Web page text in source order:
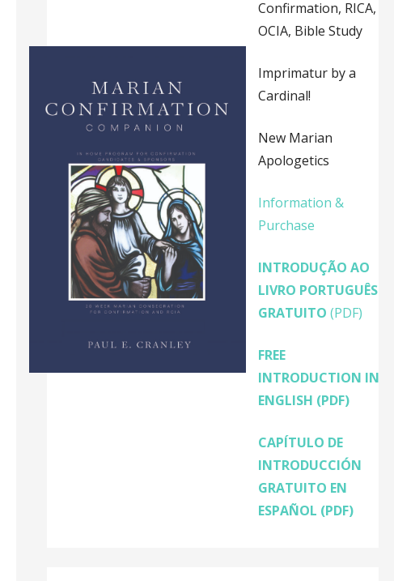
Confirmation, RICA,
OCIA, Bible Study
Imprimatur by a
Cardinal!
New Marian
Apologetics
Information &
Purchase
INTRODUÇÃO AO
LIVRO PORTUGUÊS
GRATUITO (PDF)
FREE
INTRODUCTION IN
ENGLISH (PDF)
CAPÍTULO DE
INTRODUCCIÓN
GRATUITO EN
ESPAÑOL (PDF)